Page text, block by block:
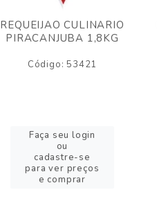
REQUEIJAO CULINARIO
PIRACANJUBA 1,8KG
Código: 53421
Faça seu login
ou
cadastre-se
para ver preços
e comprar